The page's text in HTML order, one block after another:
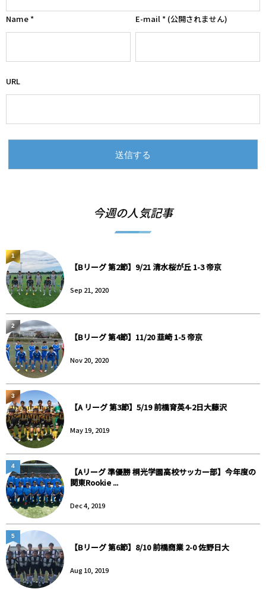
Name* E-mail * (公開されません)
URL
今週の人気記事
【Bリーグ 第2節】9/21 清水桜が丘 1-3 帝京
Sep 21, 2020
1
【Bリーグ 第4節】11/20 韮崎 1-5 帝京
Nov 20, 2020
2
【A リーグ 第3節】5/19 前橋育英4-2日大藤沢
May 19, 2019
3
【Aリーグ 準優勝 桐光学園高校サッカー部】今年度の
関東Rookie ...
Dec 4, 2019
4
【Bリーグ 第6節】8/10 前橋商業 2-0 佐野日大
Aug 10, 2019
5